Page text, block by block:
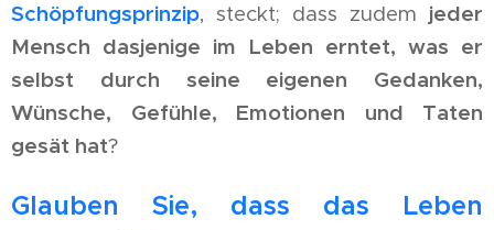
Schöpfungsprinzip, steckt; dass zudem jeder
Mensch dasjenige im Leben erntet, was er
selbst durch seine eigenen Gedanken,
Wünsche, Gefühle, Emotionen und Taten
gesät hat?
Glauben Sie, dass das Leben